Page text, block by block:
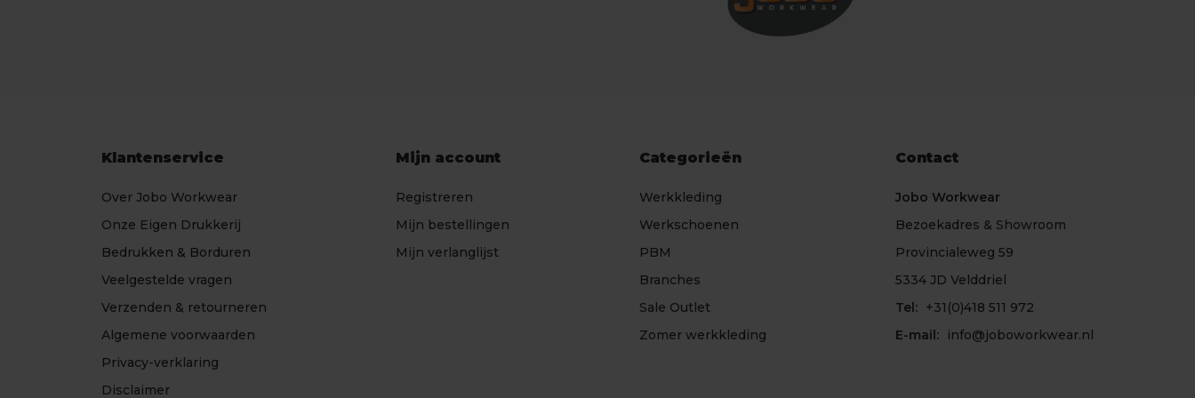
Klantenservice
Over Jobo Workwear
Onze Eigen Drukkerij
Bedrukken & Borduren
Veelgestelde vragen
Verzenden & retourneren
Algemene voorwaarden
Privacy-verklaring
Disclaimer
Mijn account
Registreren
Mijn bestellingen
Mijn verlanglijst
Categorieën
Werkkleding
Werkschoenen
PBM
Branches
Sale Outlet
Zomer werkkleding
Contact
Jobo Workwear
Bezoekadres & Showroom
Provincialeweg 59
5334 JD Velddriel
Tel: +31(0)418 511 972
E-mail:
info@joboworkwear.nl